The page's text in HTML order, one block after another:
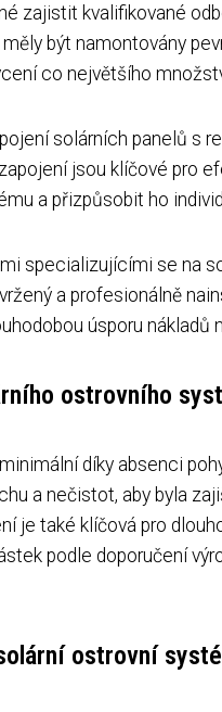
zajistit kvalifikované
být namontovány
co největšího
solárních panelů s
jsou klíčové pro
a přizpůsobit ho
specializujícími se na
a profesionálně
úsporu nákladů
ostrovního
díky absenci
a nečistot, aby byla
je také klíčová pro
podle doporučení
ostrovní